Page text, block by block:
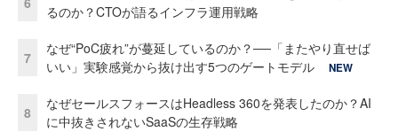
るのか？CTOが語るインフラ運用戦略
7
なぜ“PoC疲れ”が蔓延しているのか？──「またやり直せば
いい」実験感覚から抜け出す5つのゲートモデル
NEW
8
なぜセールスフォースはHeadless 360を発表したのか？AI
に中抜きされないSaaSの生存戦略